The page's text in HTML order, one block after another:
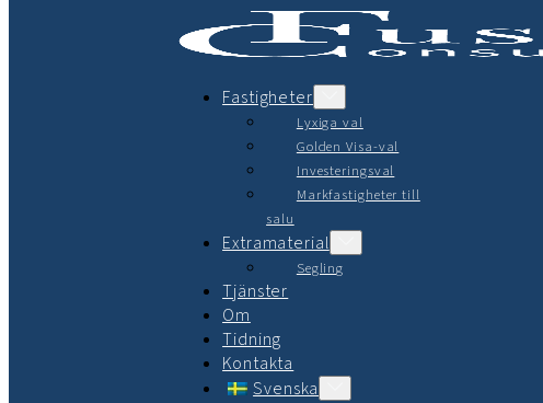
Fastigheter
Lyxiga val
Golden Visa-val
Investeringsval
Markfastigheter till
salu
Extramaterial
Segling
Tjänster
Om
Tidning
Kontakta
Svenska